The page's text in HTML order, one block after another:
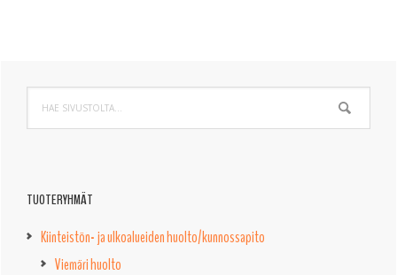
Ensisijainen
sivupalkki
sivustolta...
TUOTERYHMÄT
Kiinteistön- ja ulkoalueiden huolto/kunnossapito
Viemäri huolto